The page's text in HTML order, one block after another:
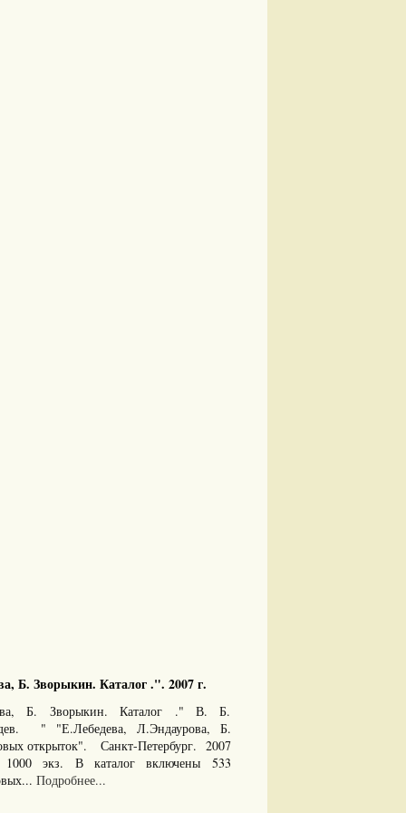
Б. Зворыкин. Каталог .". 2007 г.
Б. Зворыкин. Каталог ." В. Б.
" "Е.Лебедева, Л.Эндаурова, Б.
открыток". Санкт-Петербург. 2007
экз. В каталог включены 533
Подробнее...